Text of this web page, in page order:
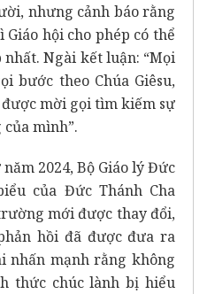
nhưng cảnh báo rằng
hội cho phép có thể
Ngài kết luận: “Mọi
bước theo Chúa Giêsu,
mời gọi tìm kiếm sự
mình”.
2024, Bộ Giáo lý Đức
của Đức Thánh Cha
mới được thay đổi,
hồi đã được đưa ra
nhấn mạnh rằng không
thức chúc lành bị hiểu